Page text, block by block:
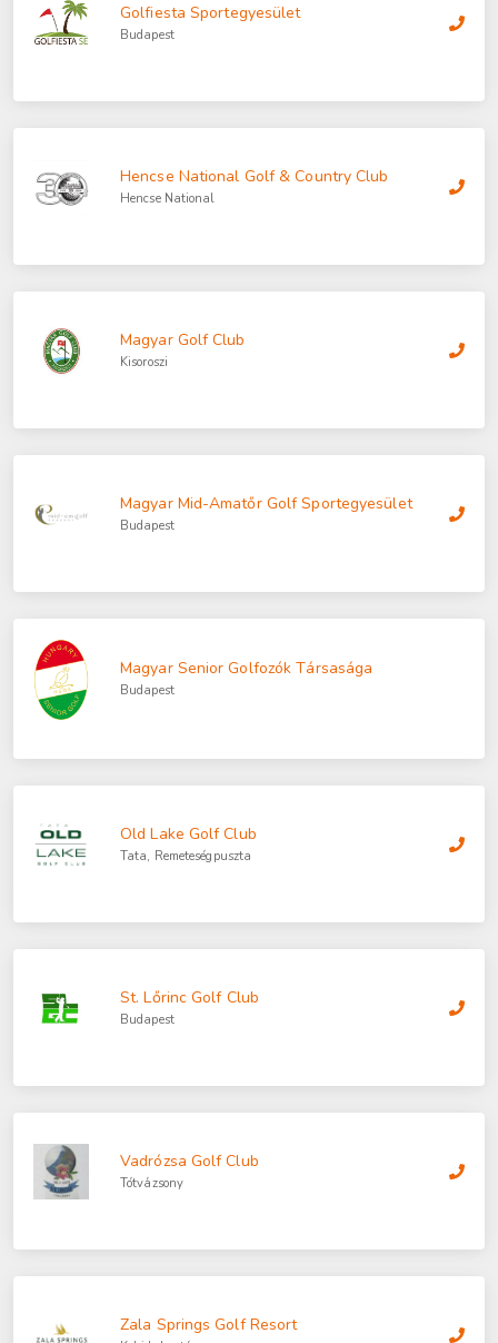
Golfiesta Sportegyesület
Budapest
Hencse National Golf & Country Club
Hencse National
Magyar Golf Club
Kisoroszi
Magyar Mid-Amatőr Golf Sportegyesület
Budapest
Magyar Senior Golfozók Társasága
Budapest
Old Lake Golf Club
Tata, Remeteségpuszta
St. Lőrinc Golf Club
Budapest
Vadrózsa Golf Club
Tótvázsony
Zala Springs Golf Resort